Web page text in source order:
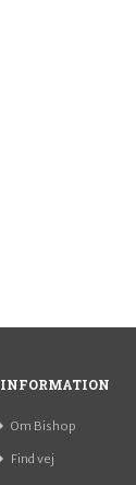
INFORMATION
Om Bishop
Find vej